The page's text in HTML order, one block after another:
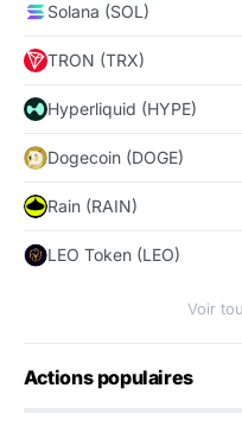
Solana (SOL)
TRON (TRX)
Hyperliquid (HYPE)
Dogecoin (DOGE)
Rain (RAIN)
LEO Token (LEO)
Voir
Actions populaires